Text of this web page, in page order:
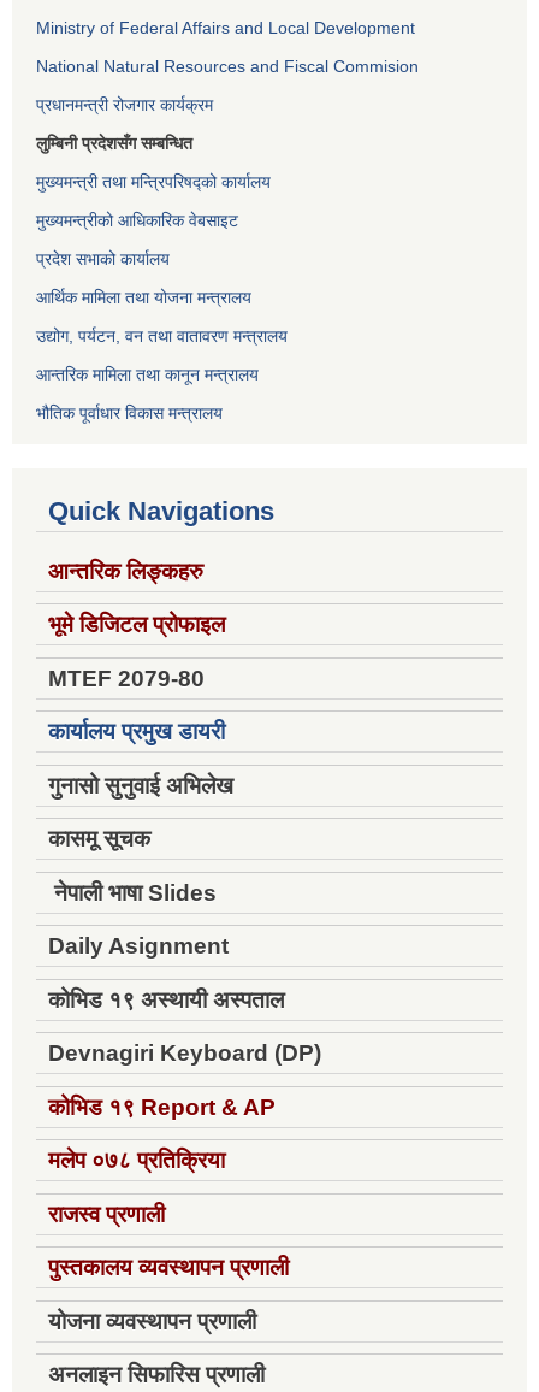
Ministry of Federal Affairs and Local Development
National Natural Resources and Fiscal Commision
प्रधानमन्त्री रोजगार कार्यक्रम
लुम्बिनी प्रदेशसँग सम्बन्धित
मुख्यमन्त्री तथा मन्त्रिपरिषद्को कार्यालय
मुख्यमन्त्रीको आधिकारिक वेबसाइट
प्रदेश सभाको कार्यालय
आर्थिक मामिला तथा योजना मन्त्रालय
उद्योग, पर्यटन, वन तथा वातावरण मन्त्रालय
आन्तरिक मामिला तथा कानून मन्त्रालय
भौतिक पूर्वाधार विकास मन्त्रालय
Quick Navigations
आन्तरिक लिङ्कहरु
भूमे डिजिटल प्रोफाइल
MTEF 2079-80
कार्यालय प्रमुख डायरी
गुनासो सुनुवाई अभिलेख
कासमू सूचक
नेपाली भाषा Slides
Daily Asignment
कोभिड १९ अस्थायी अस्पताल
Devnagiri Keyboard (DP)
कोभिड १९ Report & AP
मलेप ०७८ प्रतिक्रिया
राजस्व प्रणाली
पुस्तकालय व्यवस्थापन प्रणाली
योजना व्यवस्थापन प्रणाली
अनलाइन सिफारिस प्रणाली